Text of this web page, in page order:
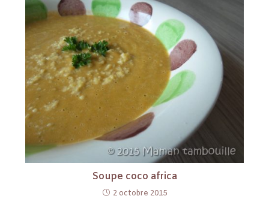
Soupe coco africa
2 octobre 2015